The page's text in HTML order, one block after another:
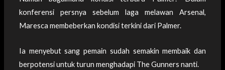
konferensi persnya sebelum laga melawan Arsenal,
Maresca membeberkan kondisi terkini dari Palmer.
Ia menyebut sang pemain sudah semakin membaik dan
berpotensi untuk turun menghadapi The Gunners nanti.